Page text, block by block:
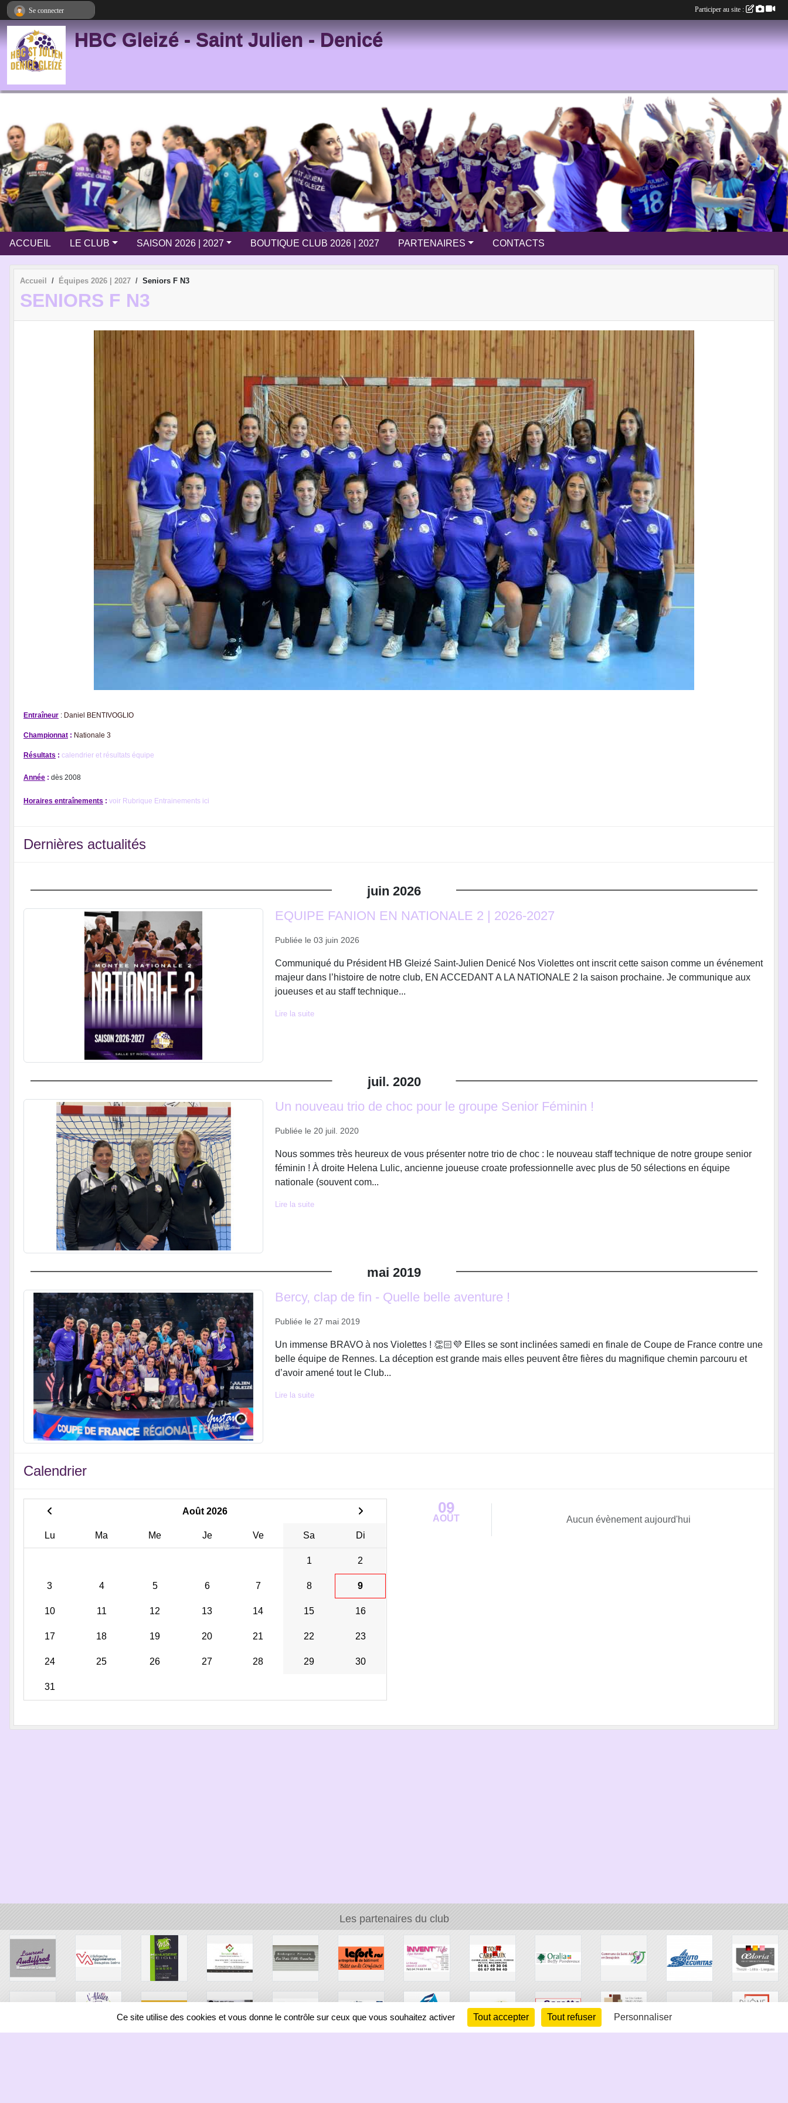
HBC Gleizé - Saint Julien - Denicé
ACCUEIL LE CLUB SAISON 2026 | 2027 BOUTIQUE CLUB 2026 | 2027 PARTENAIRES CONTACTS
Accueil Équipes 2026 | 2027 Seniors F N3
SENIORS F N3
Entraîneur : Daniel BENTIVOGLIO
Championnat : Nationale 3
Résultats : calendrier et résultats équipe
Année : dès 2008
Horaires entraînements : voir Rubrique Entrainements ici
Dernières actualités
juin 2026
EQUIPE FANION EN NATIONALE 2 | 2026-2027
Publiée le03 juin 2026
Communiqué du Président HB Gleizé Saint-Julien Denicé Nos Violettes ont inscrit cette saison comme un événement
majeur dans l’histoire de notre club, EN ACCEDANT A LA NATIONALE 2 la saison prochaine. Je communique aux
joueuses et au staff technique...
Lire la suite
juil. 2020
Un nouveau trio de choc pour le groupe Senior Féminin !
Publiée le 20 juil. 2020
Nous sommes très heureux de vous présenter notre trio de choc : le nouveau staff technique de notre groupe senior
féminin ! À droite Helena Lulic, ancienne joueuse croate professionnelle avec plus de 50 sélections en équipe
nationale (souvent com...
Lire la suite
mai 2019
Bercy, clap de fin - Quelle belle aventure !
Publiée le 27 mai 2019
Un immense BRAVO à nos Violettes ! 👏🏻💜 Elles se sont inclinées samedi en finale de Coupe de France contre une
belle équipe de Rennes. La déception est grande mais elles peuvent être fières du magnifique chemin parcouru et
d’avoir amené tout le Club...
Lire la suite
Calendrier
Août 2026
Lu Ma Me Je Ve Sa Di
1 2
3 4 5 6 7 8 9
10 11 12 13 14 15 16
17 18 19 20 21 22 23
24 25 26 27 28 29 30
31
09
AOÛT Aucun évènement aujourd'hui
Les partenaires du club
Se connecter Participer au site :
Panneau de gestion des cookies
Ce site utilise des cookies et vous donne le contrôle sur ceux que vous souhaitez activer Tout accepter Tout refuser Personnaliser